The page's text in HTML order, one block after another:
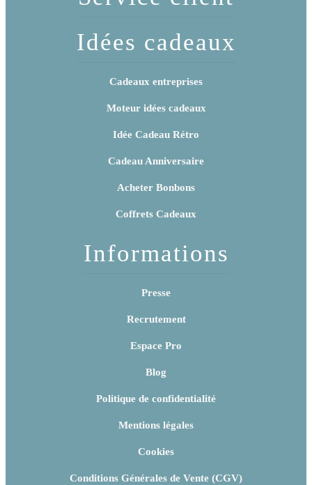
Idées cadeaux
Cadeaux entreprises
Moteur idées cadeaux
Idée Cadeau Rétro
Cadeau Anniversaire
Acheter Bonbons
Coffrets Cadeaux
Informations
Presse
Recrutement
Espace Pro
Blog
Politique de confidentialité
Mentions légales
Cookies
Conditions Générales de Vente (CGV)